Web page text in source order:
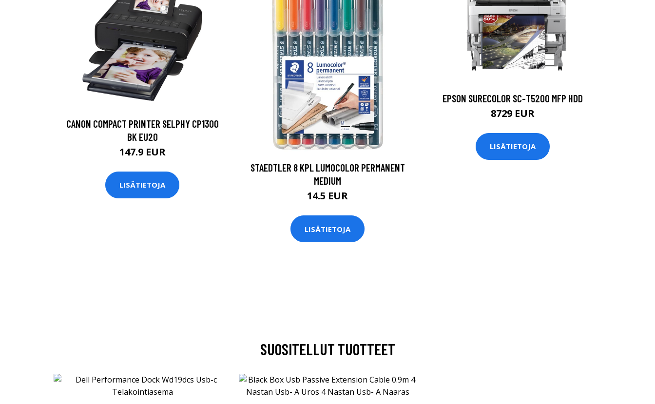
CANON COMPACT PRINTER SELPHY CP1300
BK EU20
147.9 EUR
LISÄTIETOJA
STAEDTLER 8 KPL LUMOCOLOR PERMANENT
MEDIUM
14.5 EUR
LISÄTIETOJA
EPSON SURECOLOR SC-T5200 MFP HDD
8729 EUR
LISÄTIETOJA
SUOSITELLUT TUOTTEET